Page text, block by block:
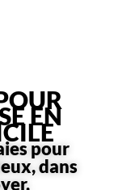
EN
pour
dans